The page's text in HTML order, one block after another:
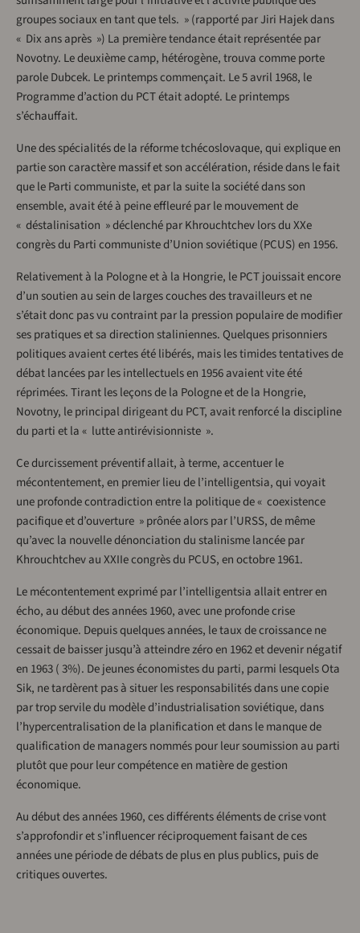
groupes sociaux en tant que tels. » (rapporté par Jiri Hajek dans
« Dix ans après ») La première tendance était représentée par
Novotny. Le deuxième camp, hétérogène, trouva comme porte
parole Dubcek. Le printemps commençait. Le 5 avril 1968, le
Programme d’action du PCT était adopté. Le printemps
s’échauffait.
Une des spécialités de la réforme tchécoslovaque, qui explique en
partie son caractère massif et son accélération, réside dans le fait
que le Parti communiste, et par la suite la société dans son
ensemble, avait été à peine effleuré par le mouvement de
« déstalinisation » déclenché par Khrouchtchev lors du XXe
congrès du Parti communiste d’Union soviétique (PCUS) en 1956.
Relativement à la Pologne et à la Hongrie, le PCT jouissait encore
d’un soutien au sein de larges couches des travailleurs et ne
s’était donc pas vu contraint par la pression populaire de modifier
ses pratiques et sa direction staliniennes. Quelques prisonniers
politiques avaient certes été libérés, mais les timides tentatives de
débat lancées par les intellectuels en 1956 avaient vite été
réprimées. Tirant les leçons de la Pologne et de la Hongrie,
Novotny, le principal dirigeant du PCT, avait renforcé la discipline
du parti et la « lutte antirévisionniste ».
Ce durcissement préventif allait, à terme, accentuer le
mécontentement, en premier lieu de l’intelligentsia, qui voyait
une profonde contradiction entre la politique de « coexistence
pacifique et d’ouverture » prônée alors par l’URSS, de même
qu’avec la nouvelle dénonciation du stalinisme lancée par
Khrouchtchev au XXIIe congrès du PCUS, en octobre 1961.
Le mécontentement exprimé par l’intelligentsia allait entrer en
écho, au début des années 1960, avec une profonde crise
économique. Depuis quelques années, le taux de croissance ne
cessait de baisser jusqu’à atteindre zéro en 1962 et devenir négatif
en 1963 ( 3%). De jeunes économistes du parti, parmi lesquels Ota
Sik, ne tardèrent pas à situer les responsabilités dans une copie
par trop servile du modèle d’industrialisation soviétique, dans
l’hypercentralisation de la planification et dans le manque de
qualification de managers nommés pour leur soumission au parti
plutôt que pour leur compétence en matière de gestion
économique.
Au début des années 1960, ces différents éléments de crise vont
s’approfondir et s’influencer réciproquement faisant de ces
années une période de débats de plus en plus publics, puis de
critiques ouvertes.